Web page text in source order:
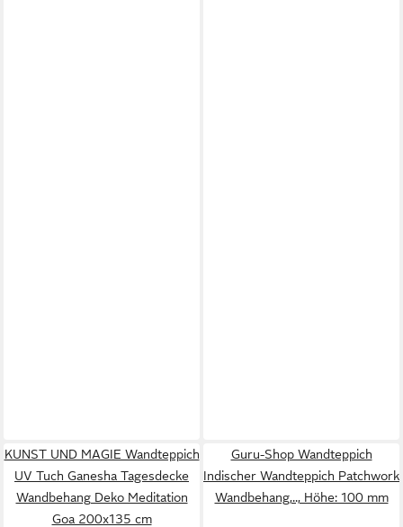
KUNST UND MAGIE Wandteppich
UV Tuch Ganesha Tagesdecke
Wandbehang Deko Meditation
Goa 200x135 cm
Guru-Shop Wandteppich
Indischer Wandteppich Patchwork
Wandbehang,.., Höhe: 100 mm